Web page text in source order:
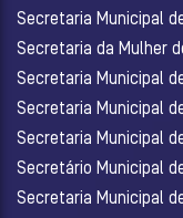
Secretaria Municipal
Secretaria da Mulher
Secretaria Municipal
Secretaria Municipal
Secretaria Municipal
Secretário Municipal
Secretaria Municipal